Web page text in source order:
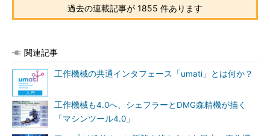
過去の連載記事が 1855 件あります
関連記事
工作機械の共通インタフェース「umati」とは何か？
工作機械も4.0へ、シェフラーとDMG森精機が描く
「マシンツール4.0」